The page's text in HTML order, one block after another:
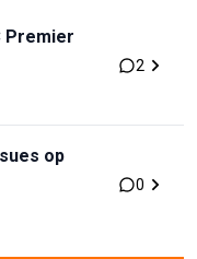
Premier
2
op
0